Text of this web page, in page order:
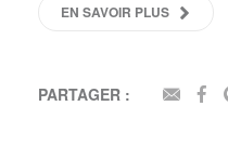
EN SAVOIR PLUS
PARTAGER : EMAIL